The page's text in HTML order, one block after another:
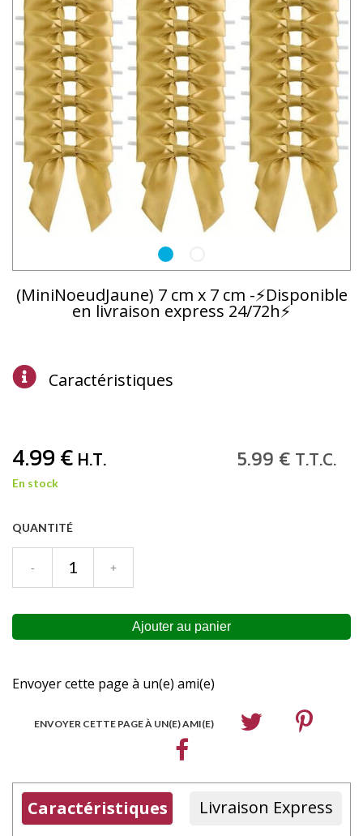
(MiniNoeudJaune) 7 cm x 7 cm -⚡Disponible
en livraison express 24/72h⚡
Caractéristiques
4.99€ H.T. 5.99 € T.T.C.
En stock
QUANTITÉ
Envoyer cette page à un(e) ami(e)
ENVOYER CETTE PAGE À UN(E) AMI(E)
Caractéristiques Livraison Express